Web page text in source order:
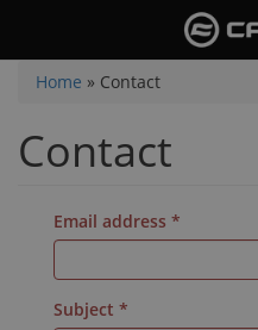
main
contentYou
here
Home » Contact
Contact
Email address *
Subject *